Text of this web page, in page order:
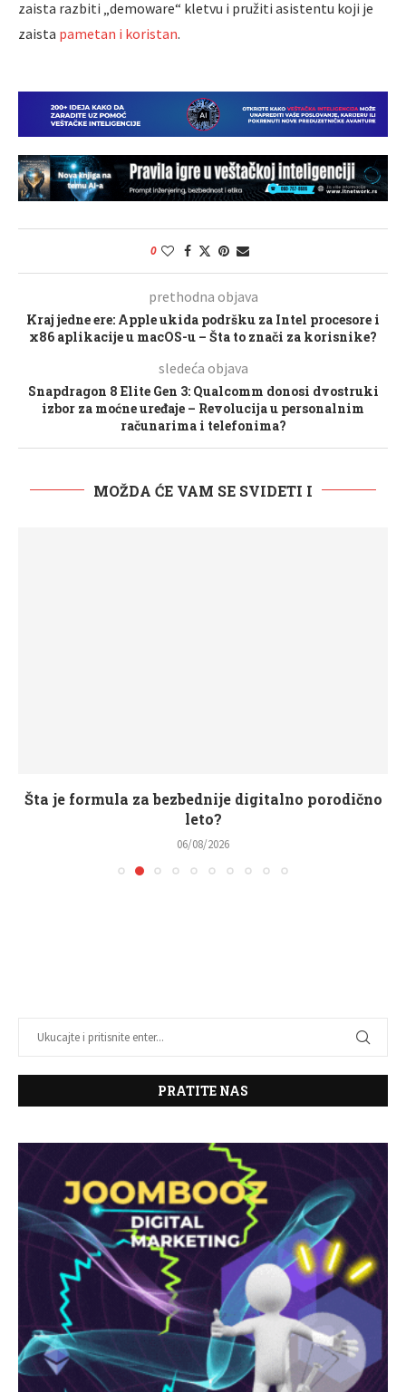
zaista razbiti „demoware“ kletvu i pružiti asistentu koji je
zaista pametan i koristan.
0
prethodna objava
Kraj jedne ere: Apple ukida podršku za Intel procesore i
x86 aplikacije u macOS-u – Šta to znači za korisnike?
sledeća objava
Snapdragon 8 Elite Gen 3: Qualcomm donosi dvostruki
izbor za moćne uređaje – Revolucija u personalnim
računarima i telefonima?
MOŽDA ĆE VAM SE SVIDETI I
Šta je formula za bezbednije digitalno porodično
leto?
06/08/2026
PRATITE NAS